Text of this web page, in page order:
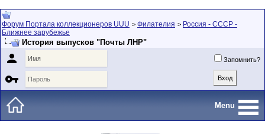
Форум Портала коллекционеров UUU > Филателия > Россия - СССР -
Ближнее зарубежье
История выпусков "Почты ЛНР"
 Запомнить?

Menu